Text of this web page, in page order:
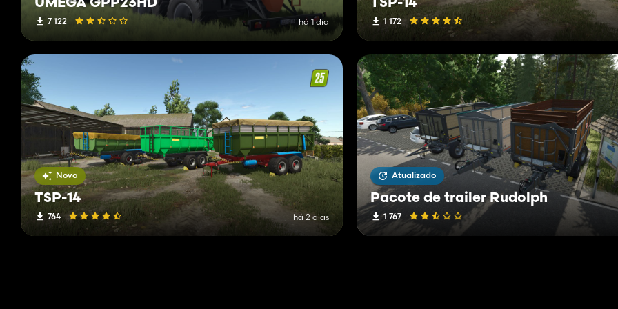
UMEGA GPP23HD
7 122 há 1 dia
TSP-14
1 172
Novo
TSP-14
764 há 2 dias
Atualizado
Pacote de trailer Rudolph
1 767